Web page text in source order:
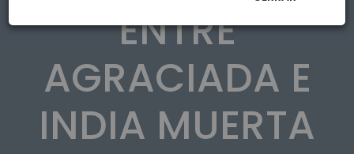
ENTRE
AGRACIADA E
INDIA MUERTA